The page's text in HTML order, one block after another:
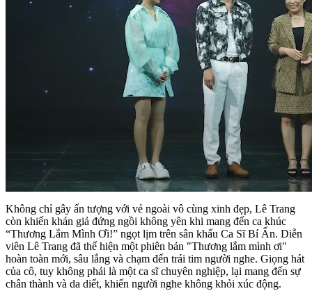
Không chỉ gây ấn tượng với vẻ ngoài vô cùng xinh đẹp, Lê Trang
còn khiến khán giả đứng ngồi không yên khi mang đến ca khúc
“Thương Lắm Mình Ơi!” ngọt lịm trên sân khấu Ca Sĩ Bí Ẩn. Diễn
viên Lê Trang đã thể hiện một phiên bản "Thương lắm mình ơi"
hoàn toàn mới, sâu lắng và chạm đến trái tim người nghe. Giọng hát
của cô, tuy không phải là một ca sĩ chuyên nghiệp, lại mang đến sự
chân thành và da diết, khiến người nghe không khỏi xúc động.